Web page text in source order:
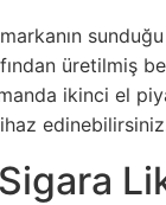
markanın
üretilmiş
ikinci el